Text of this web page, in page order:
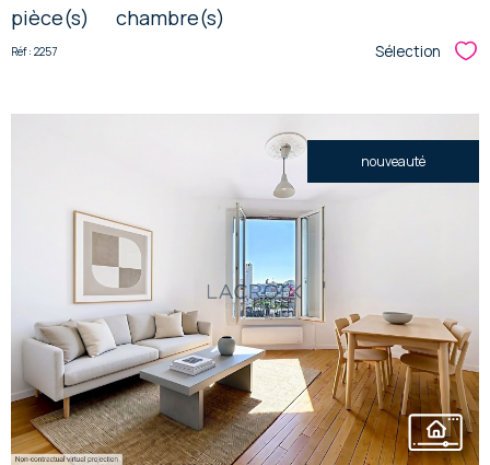
pièce(s) chambre(s)
Réf : 2257 Sélection
nouveauté
voir le
bien